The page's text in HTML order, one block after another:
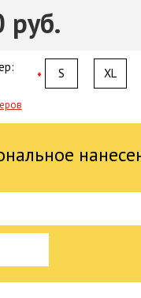
руб.
* S XL